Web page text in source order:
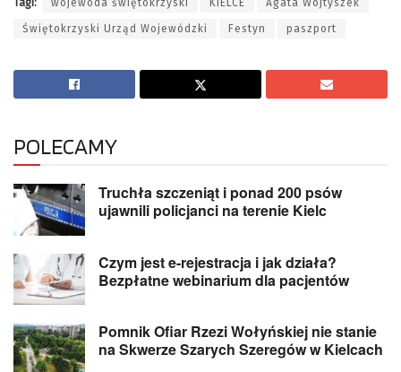
Tagi: wojewoda świętokrzyski KIELCE Agata Wojtyszek
Świętokrzyski Urząd Wojewódzki Festyn paszport
POLECAMY
Truchła szczeniąt i ponad 200 psów
ujawnili policjanci na terenie Kielc
Czym jest e-rejestracja i jak działa?
Bezpłatne webinarium dla pacjentów
Pomnik Ofiar Rzezi Wołyńskiej nie stanie
na Skwerze Szarych Szeregów w Kielcach